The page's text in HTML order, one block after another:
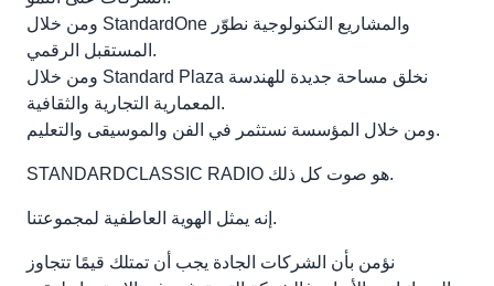
ومن خلال StandardOne والمشاريع التكنولوجية نطوّر
المستقبل الرقمي.
ومن خلال Standard Plaza نخلق مساحة جديدة للهندسة
المعمارية التجارية والثقافية.
ومن خلال المؤسسة نستثمر في الفن والموسيقى والتعليم.
STANDARDCLASSIC RADIO هو صوت كل ذلك.
إنه يمثل الهوية العاطفية لمجموعتنا.
نؤمن بأن الشركات الجادة يجب أن تمتلك قيمًا تتجاوز